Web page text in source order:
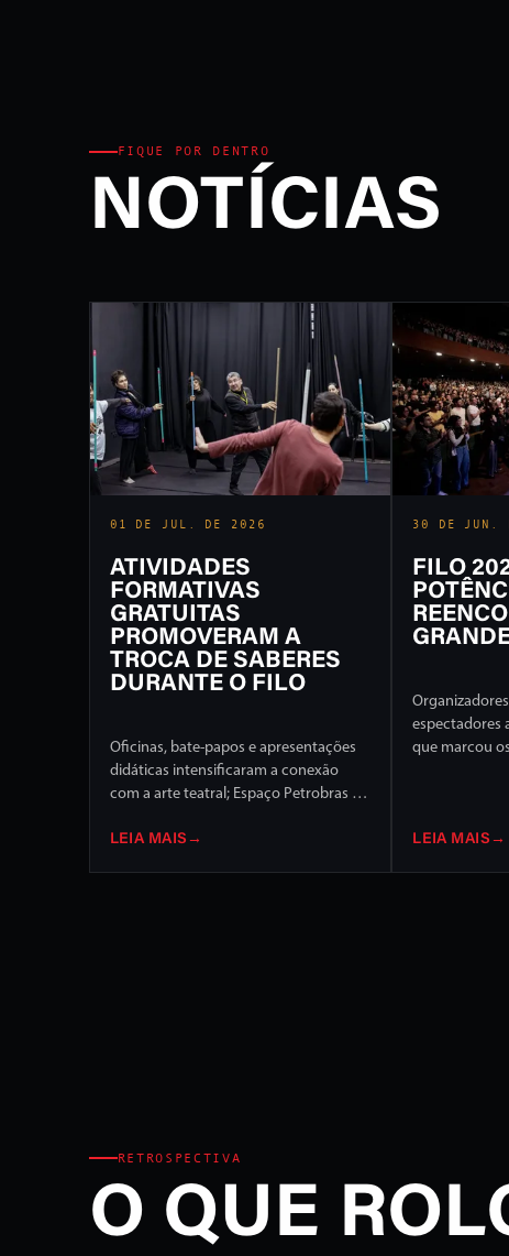
FIQUE POR DENTRO
NOTÍCIAS
01 DE JUL. DE 2026
ATIVIDADES
FORMATIVAS
GRATUITAS
PROMOVERAM A
TROCA DE SABERES
DURANTE O FILO
Oficinas, bate-papos e apresentações
didáticas intensificaram a conexão
com a arte teatral; Espaço Petrobras foi
LEIA MAIS →
30 DE JUN.
FILO
espectadores
que marcou
LEIA MAIS →
RETROSPECTIVA
O QUE